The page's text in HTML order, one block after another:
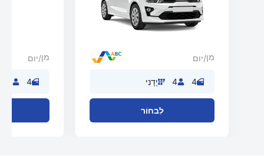
מִן/יום
4
4 יָדָנִי
לִבחוֹר
מִן/יום
4
4